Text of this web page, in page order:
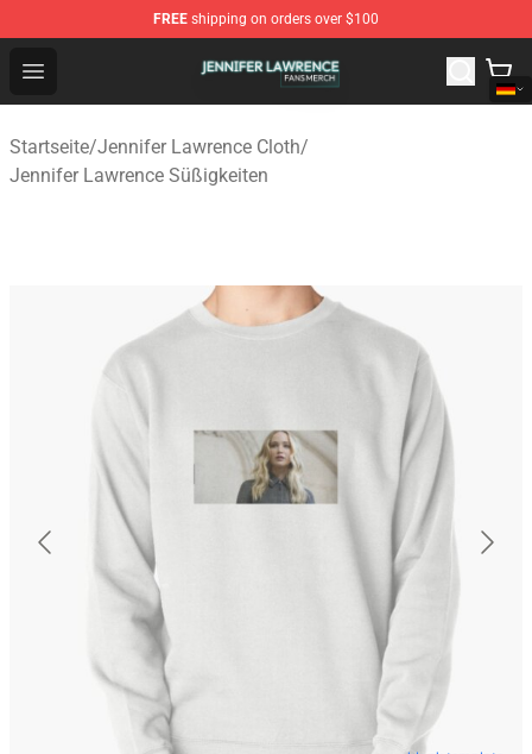
FREE shipping on orders over $100
Open menu
Jennifer Lawrence Shop - Official Jennifer Lawrence
Startseite/Jennifer Lawrence Cloth/
Jennifer Lawrence Süßigkeiten